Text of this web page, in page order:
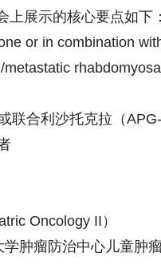
上展示的核心要点如下
or in combination
联合利沙托克拉（
Oncology II）
肿瘤防治中心儿童肿